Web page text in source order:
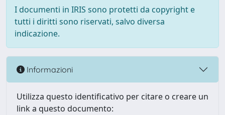
I documenti in IRIS sono protetti da copyright e
tutti i diritti sono riservati, salvo diversa
indicazione.
Informazioni
Utilizza questo identificativo per citare o creare un
link a questo documento: